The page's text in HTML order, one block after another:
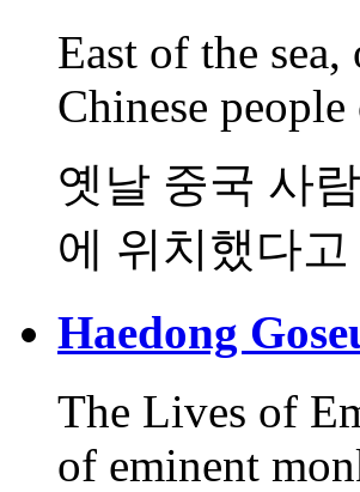
East of the
Chinese
옛날 중국 사
에 위치했다
Haedong
The Lives of
of eminent